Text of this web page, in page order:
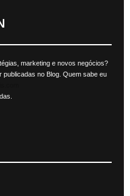
marketing e novos negócios?
publicadas no Blog. Quem sabe eu